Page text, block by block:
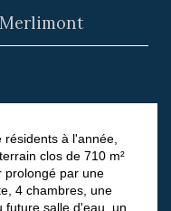
Merlimont
résidents à l'année,
clos de 710 m²
prolongé par une
4 chambres, une
future salle d'eau, un